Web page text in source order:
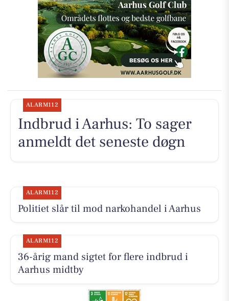
ALARM112
Indbrud i Aarhus: To sager
anmeldt det seneste døgn
ALARM112
Politiet slår til mod narkohandel i Aarhus
ALARM112
36-årig mand sigtet for flere indbrud i
Aarhus midtby